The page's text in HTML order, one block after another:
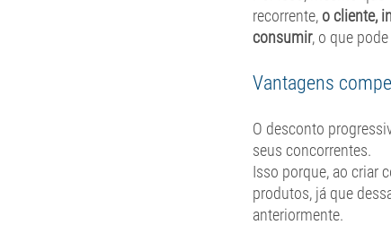
recorrente, o cliente,
consumir, o que
Vantagens
O desconto
seus concorrentes.
Isso porque, ao criar
produtos, já que
anteriormente.